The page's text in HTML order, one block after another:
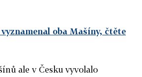
vyznamenal oba Mašíny, čtěte
ale v Česku vyvolalo